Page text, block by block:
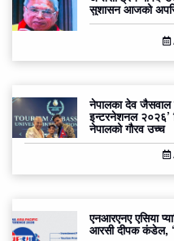
सुशासन आजको
नेपालका देव जैसवाल
इन्टरनेशनल २०२६’
नेपालको गौरव उच्च
एनआरएनए एसिया
आरसी दीपक कंडेल,